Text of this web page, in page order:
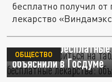
бесплатно получил от
лекарство
Как не разориться на
положены бесплатные
объяснили в Госдуме
ОБЩЕСТВО